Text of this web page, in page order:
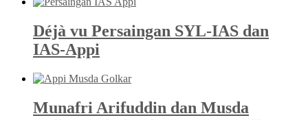
Déjà vu Persaingan SYL-IAS dan
IAS-Appi
Munafri Arifuddin dan Musda